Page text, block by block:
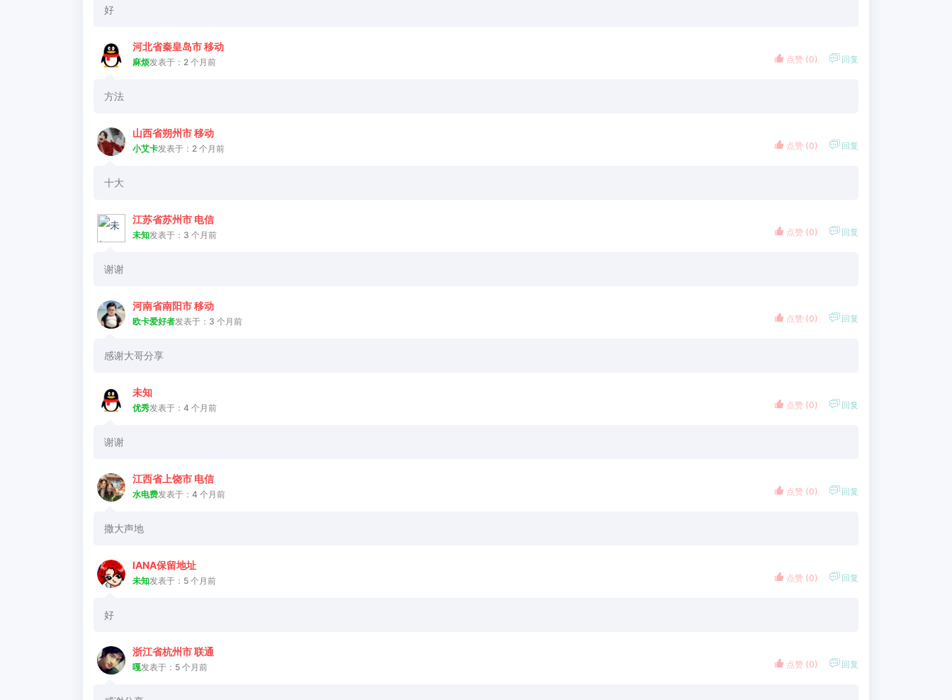
好
河北省秦皇岛市 移动
麻烦发表于：2 个月前
方法
 点赞 (0)  回复
山西省朔州市 移动
小艾卡发表于：2 个月前
十大
 点赞 (0)  回复
江苏省苏州市 电信
未知发表于：3 个月前
谢谢
 点赞 (0)  回复
河南省南阳市 移动
欧卡爱好者发表于：3 个月前
感谢大哥分享
 点赞 (0)  回复
未知
优秀发表于：4 个月前
谢谢
 点赞 (0)  回复
江西省上饶市 电信
水电费发表于：4 个月前
撒大声地
 点赞 (0)  回复
IANA保留地址
未知发表于：5 个月前
好
 点赞 (0)  回复
浙江省杭州市 联通
嘎发表于：5 个月前  点赞 (0)  回复